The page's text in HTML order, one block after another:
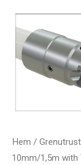
Hem /
10mm/1,5m with